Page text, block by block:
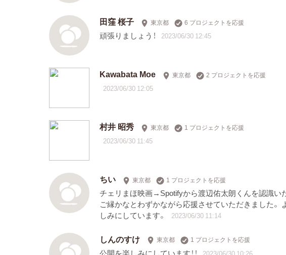
田窪 桜子 東京都 6 プロジェクトを応援
頑張りましょう！ 2023/06/30 12:45
Kawabata Moe 東京都 2 プロジェクトを応援
2023/06/30 12:05
村井 昭秀 東京都 1 プロジェクトを応援
2023/06/30 11:45
ちい 東京都 1 プロジェクトを応援
チェリまほ映画→Spotifyから渡辺佑太朗くんを認識い
ご縁かなとわずかながら応援させていただきました。
しみにしています。
2023/06/30 11:14
しんのすけ 東京都 1 プロジェクトを応援
公開を楽しみにしています！！ 2023/06/30 10:26